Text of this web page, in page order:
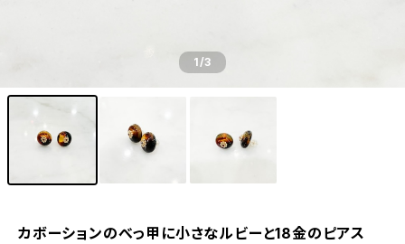
1/3
カボーションのべっ甲に小さなルビーと18金のピアス